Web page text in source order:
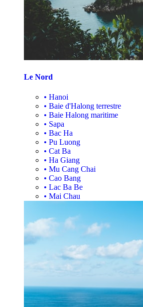
Le Nord
• Hanoi
• Baie d'Halong terrestre
• Baie Halong maritime
• Sapa
• Bac Ha
• Pu Luong
• Cat Ba
• Ha Giang
• Mu Cang Chai
• Cao Bang
• Lac Ba Be
• Mai Chau